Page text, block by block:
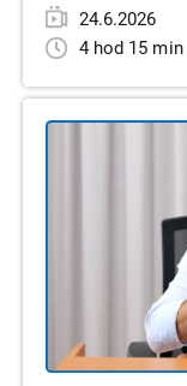
24.6.2026
4 hod 15 min